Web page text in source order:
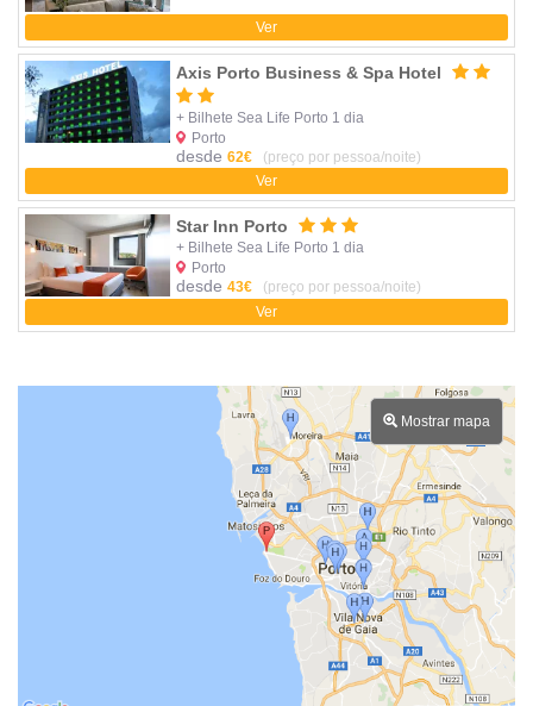
Ver
Axis Porto Business & Spa Hotel
+ Bilhete Sea Life Porto 1 dia
Porto
desde 62€
(preço por pessoa/noite)
Ver
Star Inn Porto
+ Bilhete Sea Life Porto 1 dia
Porto
desde 43€
(preço por pessoa/noite)
Ver
Mostrar mapa